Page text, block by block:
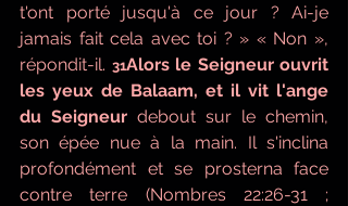
t'ont porté jusqu'à ce jour ? Ai-je
jamais fait cela avec toi ? » « Non »,
répondit-il. 31Alors le Seigneur ouvrit
les yeux de Balaam, et il vit l'ange
du Seigneur debout sur le chemin,
son épée nue à la main. Il s'inclina
profondément et se prosterna face
contre terre (Nombres 22:26-31 ;